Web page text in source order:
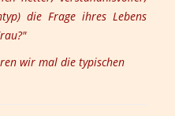
die Frage ihres Lebens
wir mal die typischen